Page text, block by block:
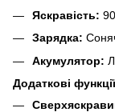
Яскравість:
Зарядка:
Акумулятор:
Додаткові